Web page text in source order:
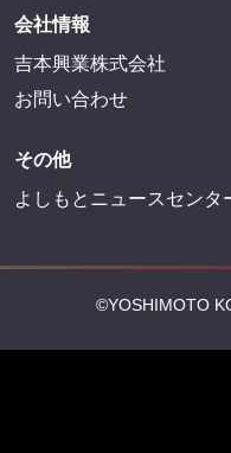
会社情報
吉本興業株式会社
お問い合わせ
その他
よしもとニュースセンタ
©YOSHIMOTO